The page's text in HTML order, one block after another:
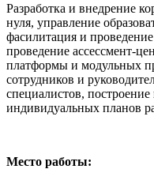
Разработка и внедрение
нуля, управление
фасилитация и
проведение ассессмент-
платформы и модульных
сотрудников и
специалистов,
индивидуальных планов
Место работы: